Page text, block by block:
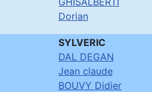
Dorian
SYLVERIC
DAL DEGAN
Jean claude
BOUVY Didier